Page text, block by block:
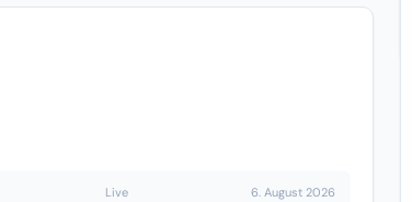
Live 6. August 2026